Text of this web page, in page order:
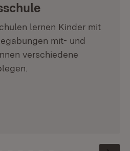
lernen Kinder mit
mit- und
verschiedene